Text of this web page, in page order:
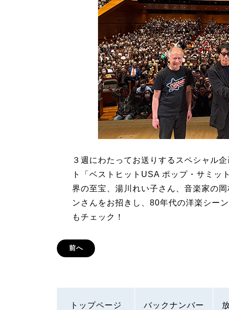
３週にわたってお送りするスペシャル
ト「ベストヒットUSA ポップ・サミッ
界の至宝、湯川れい子さん、音楽家の
ンさんをお招きし、80年代の洋楽シー
もチェック！
前へ
トップページ バックナンバー